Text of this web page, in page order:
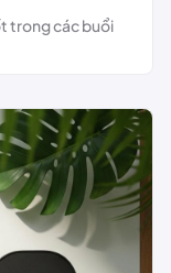
trong các buổi